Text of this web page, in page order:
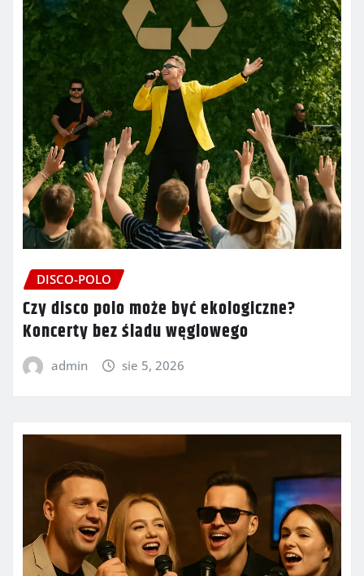
DISCO-POLO
Czy disco polo może być ekologiczne?
Koncerty bez śladu węglowego
admin sie 5, 2026